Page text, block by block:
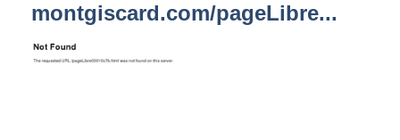
montgiscard.com/pageLibre...